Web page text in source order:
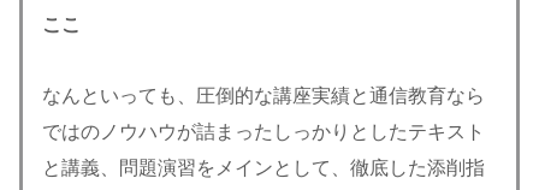
ここ
なんといっても、圧倒的な講座実績と通信教育なら
ではのノウハウが詰まったしっかりとしたテキスト
と講義、問題演習をメインとして、徹底した添削指